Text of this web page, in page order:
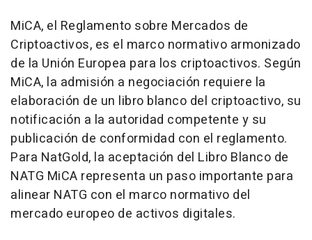
MiCA, el Reglamento sobre Mercados de
Criptoactivos, es el marco normativo armonizado
de la Unión Europea para los criptoactivos. Según
MiCA, la admisión a negociación requiere la
elaboración de un libro blanco del criptoactivo, su
notificación a la autoridad competente y su
publicación de conformidad con el reglamento.
Para NatGold, la aceptación del Libro Blanco de
NATG MiCA representa un paso importante para
alinear NATG con el marco normativo del
mercado europeo de activos digitales.